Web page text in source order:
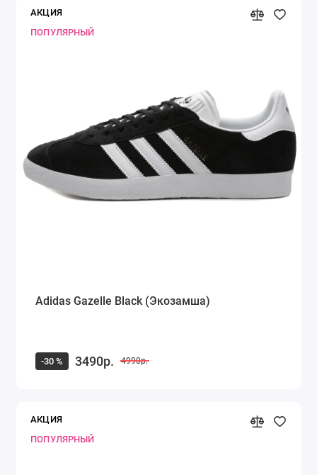
АКЦИЯ
ПОПУЛЯРНЫЙ
Adidas Gazelle Black (Экозамша)
-30 % 3490р. 4990р.
АКЦИЯ
ПОПУЛЯРНЫЙ